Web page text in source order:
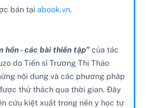
bán tại abook.vn.
hồn - các bài thiền tập”của tác
do Tiến sĩ Trương Thị Thảo
nội dung và các phương pháp
thử thách qua thời gian. Đây
cứu kiệt xuất trong nền y học tự